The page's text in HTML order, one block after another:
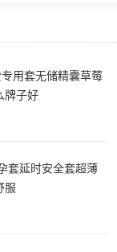
用套无储精囊草莓
牌子好
套延时安全套超薄
服